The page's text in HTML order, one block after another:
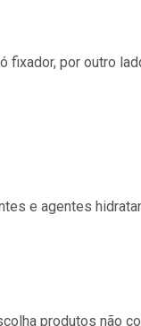
fixador, por outro
e agentes
produtos não